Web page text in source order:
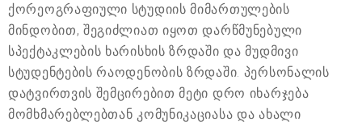
ქორეოგრაფიული სტუდიის მიმართულების
მინდობით, შეგიძლიათ იყოთ დარწმუნებული
სპექტაკლების ხარისხის ზრდაში და მუდმივი
სტუდენტების რაოდენობის ზრდაში. პერსონალის
დატვირთვის შემცირებით მეტი დრო იხარჯება
მომხმარებლებთან კომუნიკაციასა და ახალი